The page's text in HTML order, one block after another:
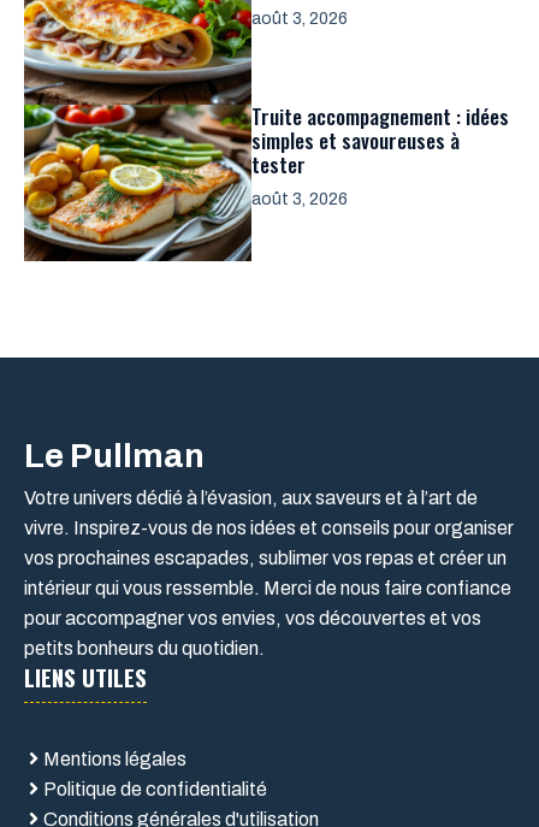
août 3, 2026
Truite accompagnement : idées
simples et savoureuses à
tester
août 3, 2026
Le Pullman
Votre univers dédié à l’évasion, aux saveurs et à l’art de
vivre. Inspirez-vous de nos idées et conseils pour organiser
vos prochaines escapades, sublimer vos repas et créer un
intérieur qui vous ressemble. Merci de nous faire confiance
pour accompagner vos envies, vos découvertes et vos
petits bonheurs du quotidien.
LIENS UTILES
Mentions légales
Politique de confidentialité
Conditions générales d'utilisation